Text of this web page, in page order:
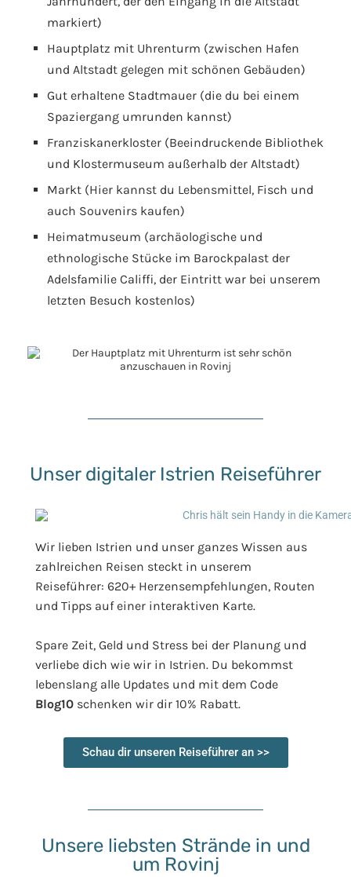
markiert)
Hauptplatz mit Uhrenturm (zwischen Hafen
und Altstadt gelegen mit schönen Gebäuden)
Gut erhaltene Stadtmauer (die du bei einem
Spaziergang umrunden kannst)
Franziskanerkloster (Beeindruckende Bibliothek
und Klostermuseum außerhalb der Altstadt)
Markt (Hier kannst du Lebensmittel, Fisch und
auch Souvenirs kaufen)
Heimatmuseum (archäologische und
ethnologische Stücke im Barockpalast der
Adelsfamilie Califfi, der Eintritt war bei unserem
letzten Besuch kostenlos)
Unser digitaler Istrien Reiseführer
Wir lieben Istrien und unser ganzes Wissen aus
zahlreichen Reisen steckt in unserem
Reiseführer: 620+ Herzensempfehlungen, Routen
und Tipps auf einer interaktiven Karte.
Spare Zeit, Geld und Stress bei der Planung und
verliebe dich wie wir in Istrien. Du bekommst
lebenslang alle Updates und mit dem Code
Blog10 schenken wir dir 10% Rabatt.
Schau dir unseren Reiseführer an >>
Unsere liebsten Strände in und
um Rovinj